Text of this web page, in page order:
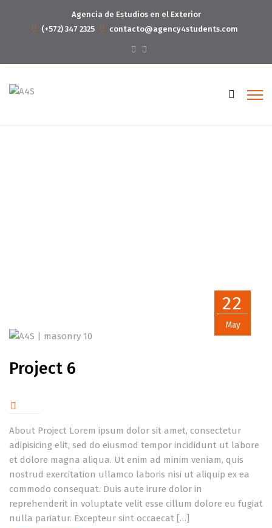
Agencia de Estudios en el Exterior
(+572) 347 2325
contacto@agency4students.com
22
May
Project 6
About Project Lorem ipsum dolor sit amet, consectetur
adipisicing elit, sed do eiusmod tempor incididunt ut labore
et dolore magna aliqua. Ut enim ad minim veniam, quis
nostrud exercitation ullamco laboris nisi ut aliquip ex ea
commodo consequat. Duis aute irure dolor in
reprehenderit in voluptate velit esse cillum dolore eu fugiat
nulla pariatur. Excepteur sint occaecat […]